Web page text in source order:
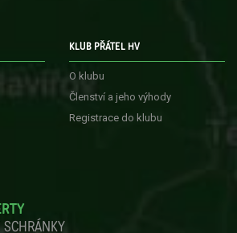
KLUB PŘÁTEL HV
O klubu
Členství a jeho výhody
Registrace do klubu